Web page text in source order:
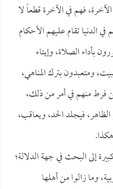
فهم في الآخرة قطعاً لا
الدنيا تقام عليهم الأحكام
بأداء الصلاة، وإيتاء
ومتعبدون بترك المناهي،
فرط منهم في أمر من ذلك،
فيجلد الحد، ويعاقب،
إلى البحث في جهة الدلالة؛
وما زالوا من أهلها